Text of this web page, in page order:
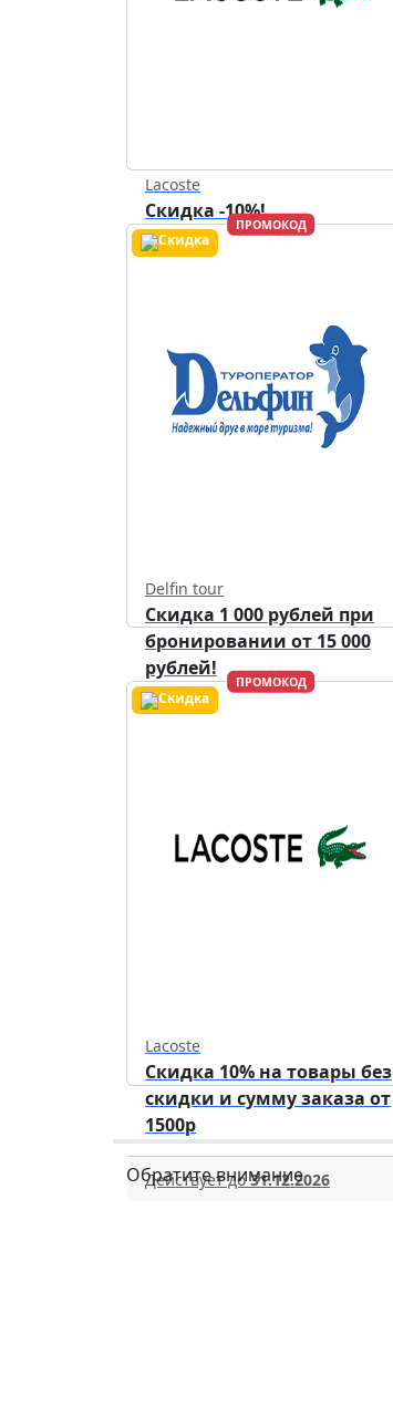
Lacoste
Скидка -10%!
ПРОМОКОД
Delfin tour
Скидка 1 000 рублей при
бронировании от 15 000
рублей!
ПРОМОКОД
Lacoste
Скидка 10% на товары без
скидки и сумму заказа от
1500р
Действует до31.12.2026
Обратите внимание